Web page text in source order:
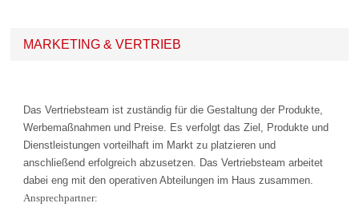
MARKETING & VERTRIEB
Das Vertriebsteam ist zuständig für die Gestaltung der Produkte,
Werbemaßnahmen und Preise. Es verfolgt das Ziel, Produkte und
Dienstleistungen vorteilhaft im Markt zu platzieren und
anschließend erfolgreich abzusetzen. Das Vertriebsteam arbeitet
dabei eng mit den operativen Abteilungen im Haus zusammen.
Ansprechpartner: